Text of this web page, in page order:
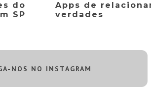
do
SP
Apps de
verdades
NOS NO INSTAGRAM